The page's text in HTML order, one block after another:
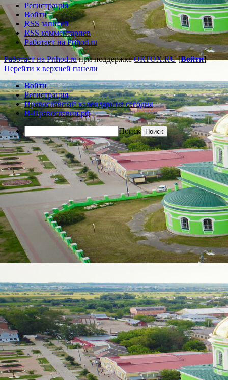
Регистрация
Войти
RSS записей
RSS комментариев
Работает на Prihod.ru
Работает на Prihod.ruпри поддержкеORTOX.RU[Войти]
Перейти к верхней панели
Войти
Регистрация
Православный календарь на сегодня
В-Православии.рф
Поиск